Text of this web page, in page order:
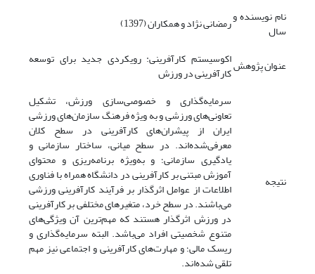
نام نویسنده و
سال رمضانی نژاد و همکاران (1397)
عنوان پژوهشاکوسیستم کارآفرینی: رویکردی جدید برای توسعه
کارآفرینی در ورزش
نتیجه
سرمایه‌گذاری و خصوصی‌سازی ورزش، تشکیل
تعاونی‌های ورزشی و به ‌ویژه فرهنگ سازمان‌های ورزشی
ایران از پیشران‌های کارآفرینی در سطح کلان
معرفی‌شده‌اند. در سطح میانی، ساختار سازمانی و
یادگیری سازمانی؛ و به‌ویژه برنامه‌ریزی و محتوای
آموزش مبتنی بر کارآفرینی در دانشگاه همراه با فناوری
اطلاعات از عوامل اثرگذار بر فرآیند کارآفرینی ورزشی
می‌باشند. در سطح خرد، متغیرهای مختلفی بر کارآفرینی
در ورزش اثرگذار هستند که مهم‌ترین آن ویژگی‌های
متنوع شخصیتی افراد می‌باشد. البته سرمایه‌گذاری و
ریسک مالی؛ و مهارت‌های کارآفرینی و اجتماعی نیز مهم
تلقی شده‌اند.